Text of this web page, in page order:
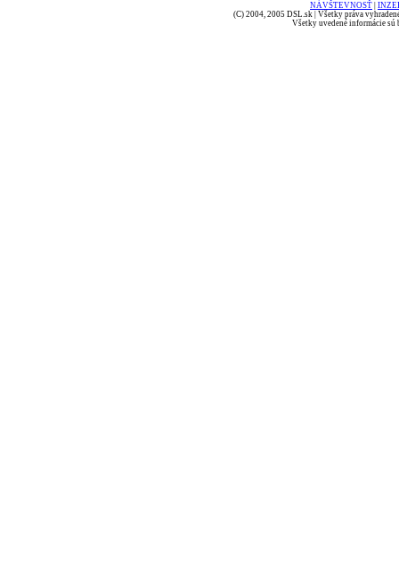
NÁVŠTEVNOSŤ
(C) 2004, 2005 DSL.sk | Všetky práva
Všetky uvedené informácie sú